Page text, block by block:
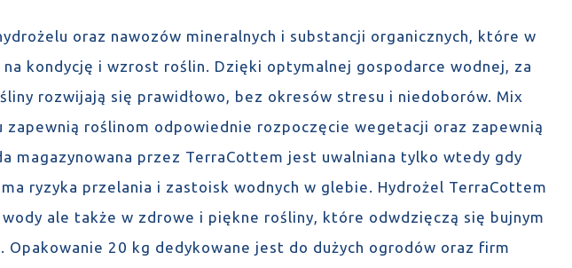
oraz nawozów mineralnych i substancji organicznych, które w
na kondycję i wzrost roślin. Dzięki optymalnej gospodarce wodnej, za
rozwijają się prawidłowo, bez okresów stresu i niedoborów. Mix
zapewnią roślinom odpowiednie rozpoczęcie wegetacji oraz zapewnią
magazynowana przez TerraCottem jest uwalniana tylko wtedy gdy
ryzyka przelania i zastoisk wodnych w glebie. Hydrożel TerraCottem
ale także w zdrowe i piękne rośliny, które odwdzięczą się bujnym
20 kg dedykowane jest do dużych ogrodów oraz firm